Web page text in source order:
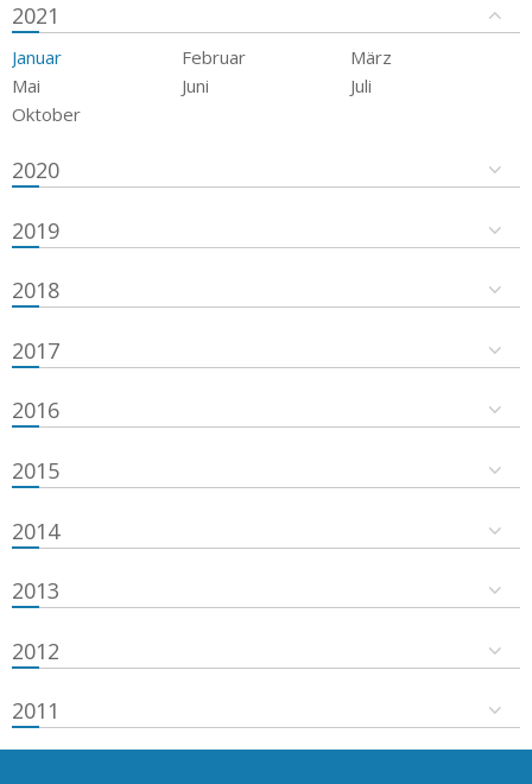
2021
Januar Februar
März
Mai
Juni
Juli
Oktober
2020
2019
2018
2017
2016
2015
2014
2013
2012
2011